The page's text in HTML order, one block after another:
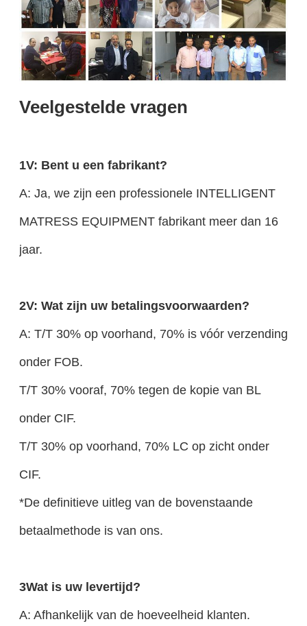
Veelgestelde vragen
1V: Bent u een fabrikant?
A: Ja, we zijn een professionele INTELLIGENT
MATRESS EQUIPMENT fabrikant meer dan 16
jaar.
2V: Wat zijn uw betalingsvoorwaarden?
A: T/T 30% op voorhand, 70% is vóór verzending
onder FOB.
T/T 30% vooraf, 70% tegen de kopie van BL
onder CIF.
T/T 30% op voorhand, 70% LC op zicht onder
CIF.
*De definitieve uitleg van de bovenstaande
betaalmethode is van ons.
3Wat is uw levertijd?
A: Afhankelijk van de hoeveelheid klanten.